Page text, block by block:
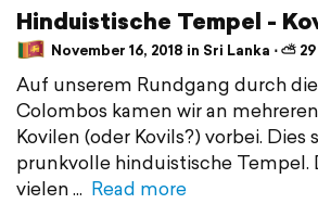
Hinduistische Tempel -
November 16, 2018 in Sri Lanka ⋅ ⛅ 29
Auf unserem Rundgang durch
Colombos kamen wir an
Kovilen (oder Kovils?) vorbei.
prunkvolle hinduistische Tempel.
vielen
Read more